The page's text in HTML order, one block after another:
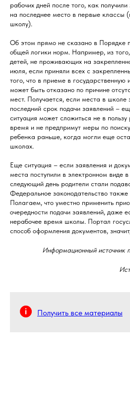
рабочих дней после того, как
на последнее место в первые классы
школу).
Об этом прямо не сказано в Порядке
общей логики норм. Например, из
детей, не проживающих на
июля, если приняли всех с
того, что в приеме в
может быть отказано по причине
мест. Получается, если места в
последний срок подачи заявлений –
ситуация может сложиться не в
время и не предпримут меры по
ребенка раньше, когда могли еще
школах.
Еще ситуация – если заявления и
места поступили в электронном виде
следующий день родители стали
Федеральное законодательство также
Полагаем, что уместно применить
очередности подачи заявлений, даже
нерабочее время школы. Портал
способ оформления документов,
Информационный источник
Получить все материалы